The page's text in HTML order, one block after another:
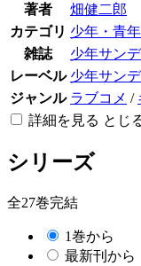
著者
畑健二郎
カテゴリ 少年・青
雑誌
少年サン
レーベル 少年サン
ジャンル ラブコメ /
詳細を見る とじ
シリーズ
全27巻完結
1巻から
最新刊から